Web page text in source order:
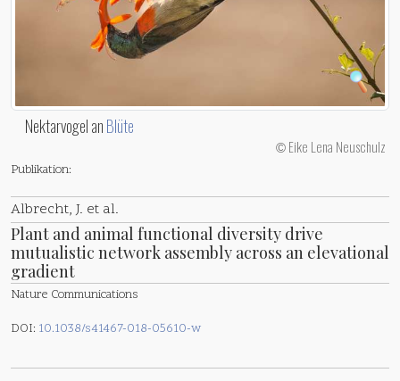
Nektarvogel anBlüte
© Eike Lena Neuschulz
Publikation:
Albrecht, J. et al.
Plant and animal functional diversity drive
mutualistic network assembly across an elevational
gradient
Nature Communications
DOI: 10.1038/s41467-018-05610-w